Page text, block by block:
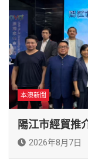
本澳新聞
陽江市經貿推
2026年8月7日